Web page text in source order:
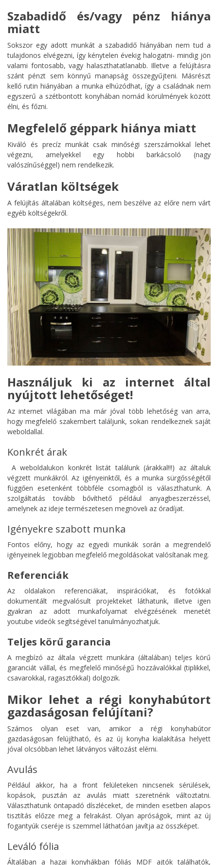
Szabadidő és/vagy pénz hiánya
miatt
Sokszor egy adott munkát a szabadidő hiányában nem tud a
tulajdonos elvégezni, így kénytelen évekig halogatni- mindig jön
valami fontosabb, vagy halaszthatatlanabb. Illetve a felújításra
szánt pénzt sem könnyű manapság összegyűjteni. Másrészt
kellő rutin hiányában a munka elhúzódhat, így a családnak nem
egyszerű a szétbontott konyhában nomád körülmények között
élni, és főzni.
Megfelelő géppark hiánya miatt
Kiváló és precíz munkát csak minőségi szerszámokkal lehet
végezni, amelyekkel egy hobbi barkácsoló (nagy
valószínűséggel) nem rendelkezik.
Váratlan költségek
A felújítás általában költséges, nem beszélve az előre nem várt
egyéb költségekről.
Használjuk ki az internet által
nyújtott lehetőséget!
Az internet világában ma már jóval több lehetőség van arra,
hogy megfelelő szakembert találjunk, sokan rendelkeznek saját
weboldallal.
Konkrét árak
A weboldalukon konkrét listát találunk (árakkal!!!) az általuk
végzett munkákról. Az igényeinktől, és a munka sürgősségétől
függően esetenként többféle csomagból is választhatunk. A
szolgáltatás tovább bővíthető például anyagbeszerzéssel,
amelynek az ideje természetesen megnöveli az óradíjat.
Igényekre szabott munka
Fontos előny, hogy az egyedi munkák során a megrendelő
igényeinek legjobban megfelelő megoldásokat valósítanak meg.
Referenciák
Az oldalakon referenciákat, inspirációkat, és fotókkal
dokumentált megvalósult projekteket láthatunk, illetve igen
gyakran az adott munkafolyamat elvégzésének menetét
youtube videók segítségével tanulmányozhatjuk.
Teljes körű garancia
A megbízó az általa végzett munkára (általában) teljes körű
garanciát vállal, és megfelelő minőségű hozzávalókkal (tiplikkel,
csavarokkal, ragasztókkal) dolgozik.
Mikor lehet a régi konyhabútort
gazdaságosan felújítani?
Számos olyan eset van, amikor a régi konyhabútor
gazdaságosan felújítható, és az új konyha kialakítása helyett
jóval olcsóbban lehet látványos változást elérni.
Avulás
Például akkor, ha a front felületeken nincsenek sérülések,
kopások, pusztán az avulás miatt szeretnénk változtatni.
Választhatunk öntapadó díszléceket, de minden esetben alapos
tisztítás előzze meg a felrakást. Olyan apróságok, mint az új
fogantyúk cseréje is szemmel láthatóan javítja az összképet.
Leváló fólia
Általában a hazai konyhákban fóliás MDF ajtók találhatók,